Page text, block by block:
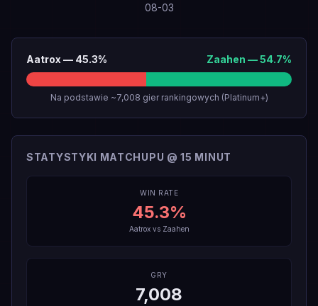
08-03
Aatrox — 45.3% Zaahen —54.7%
Na podstawie ~7,008 gier rankingowych (Platinum+)
STATYSTYKI MATCHUPU @ 15 MINUT
WIN RATE
45.3%
Aatroxvs Zaahen
GRY
7,008